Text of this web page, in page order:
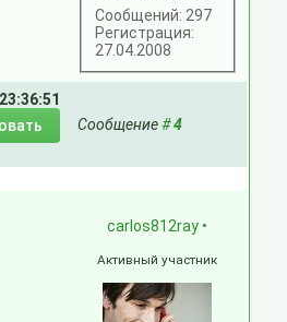
Сообщений: 297
Регистрация:
27.04.2008
Сообщение#4
carlos812ray •
Активный участник